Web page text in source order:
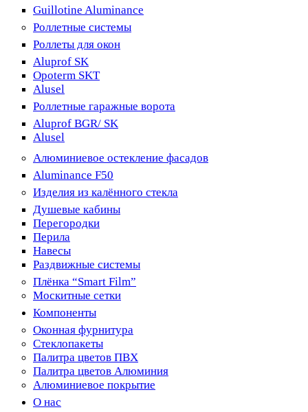
Guillotine Aluminance
Роллетные системы
Роллеты для окон
Aluprof SK
Opoterm SKT
Alusel
Роллетные гаражные ворота
Aluprof BGR/ SK
Alusel
Алюминиевое остекление фасадов
Aluminance F50
Изделия из калённого стекла
Душевые кабины
Перегородки
Перила
Навесы
Раздвижные системы
Плёнка “Smart Film”
Москитные сетки
Компоненты
Оконная фурнитура
Стеклопакеты
Палитра цветов ПВХ
Палитра цветов Алюминия
Алюминиевое покрытие
О нас